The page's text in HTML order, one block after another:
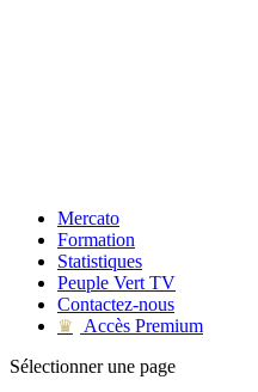
Mercato
Formation
Statistiques
Peuple Vert TV
Contactez-nous
♛
Accès Premium
Sélectionner une page